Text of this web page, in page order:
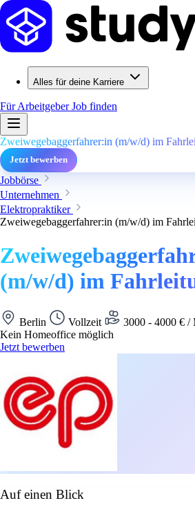
Alles für deine Karriere
Für ArbeitgeberJob finden
Zweiwegebaggerfahrer:in (m/w/d) im
Jetzt bewerben
Jobbörse
Unternehmen
Elektropraktiker
Zweiwegebaggerfahrer:in (m/w/d) im
(m/w/d) im
Berlin Vollzeit
3000 - 4000 € /
Kein Homeoffice möglich
Jetzt bewerben
Auf einen Blick